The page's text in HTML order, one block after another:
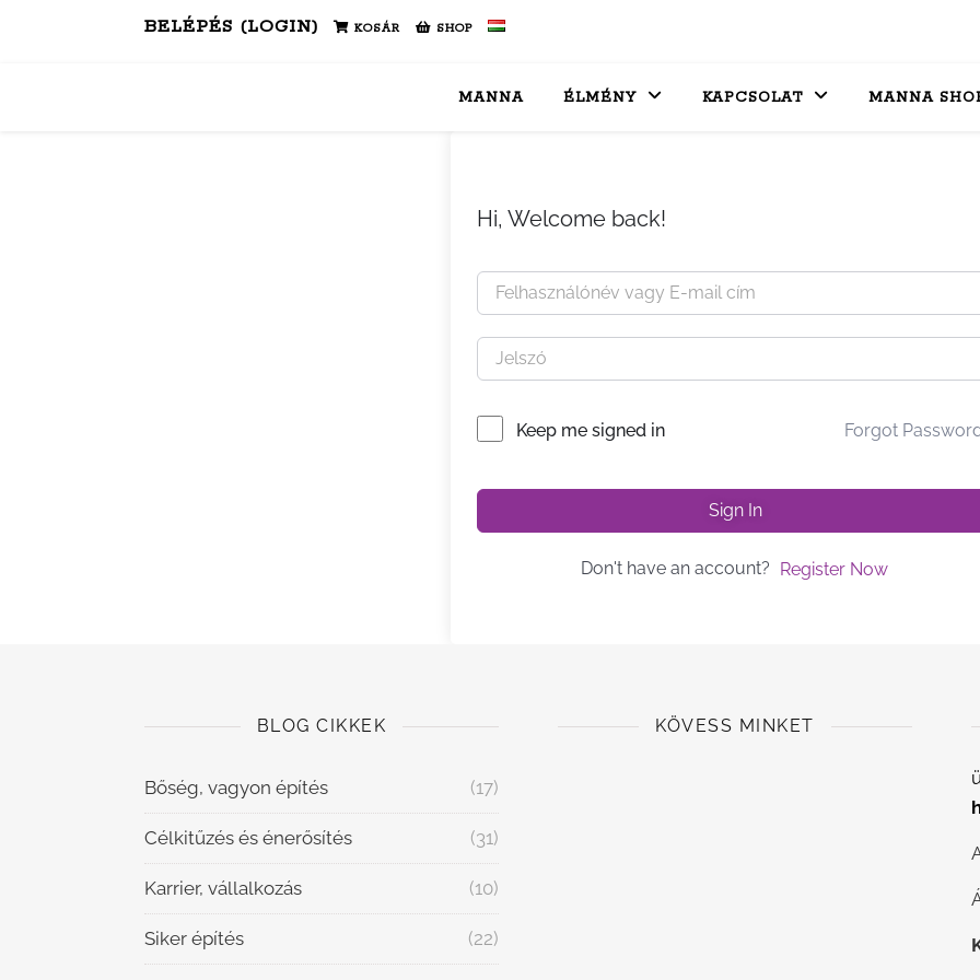
BELÉPÉS (LOGIN) KOSÁR SHOP
MANNA ÉLMÉNY KAPCSOLAT MANNA
Hi, Welcome back!
Keep me signed in Forgot
Sign In
Don't have an account? Register Now
BLOG CIKKEK
Bőség, vagyon építés (17)
Célkitűzés és énerősítés (31)
Karrier, vállalkozás (10)
Siker építés (22)
KÖVESS MINKET